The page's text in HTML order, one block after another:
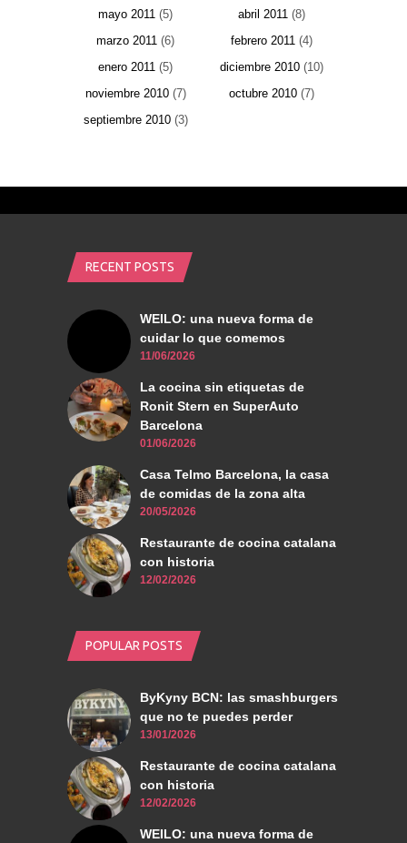
mayo 2011 (5) abril 2011 (8)
marzo 2011 (6) febrero 2011 (4)
enero 2011 (5) diciembre 2010 (10)
noviembre 2010(7) octubre 2010 (7)
septiembre 2010(3)
RECENT POSTS
WEILO: una nueva forma de
cuidar lo que comemos
11/06/2026
La cocina sin etiquetas de
Ronit Stern en SuperAuto
Barcelona
01/06/2026
Casa Telmo Barcelona, la casa
de comidas de la zona alta
20/05/2026
Restaurante de cocina catalana
con historia
12/02/2026
POPULAR POSTS
ByKyny BCN: las smashburgers
que no te puedes perder
13/01/2026
Restaurante de cocina catalana
con historia
12/02/2026
WEILO: una nueva forma de